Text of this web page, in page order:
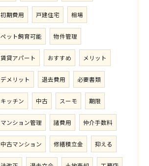
初期費用 戸建住宅 相場
ペット飼育可能 物件管理
賃貸アパート おすすめ メリット
デメリット 退去費用 必要書類
キッチン 中古 スーモ 期限
マンション管理 諸費用 仲介手数料
中古マンション 修繕積立金 抑える